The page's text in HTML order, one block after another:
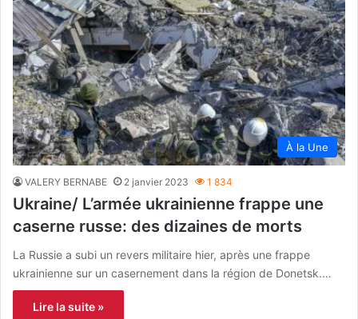
À la Une
VALERY BERNABE 2 janvier 2023 1 834
Ukraine/ L’armée ukrainienne frappe une
caserne russe: des dizaines de morts
La Russie a subi un revers militaire hier, après une frappe
ukrainienne sur un casernement dans la région de Donetsk.…
Lire la suite »